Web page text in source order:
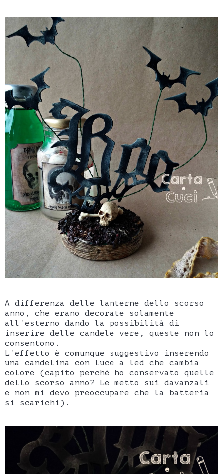
A differenza delle lanterne dello scorso
anno, che erano decorate solamente
all'esterno dando la possibilità di
inserire delle candele vere, queste non lo
consentono.
L'effetto è comunque suggestivo inserendo
una candelina con luce a led che cambia
colore (capito perché ho conservato quelle
dello scorso anno? Le metto sui davanzali
e non mi devo preoccupare che la batteria
si scarichi).